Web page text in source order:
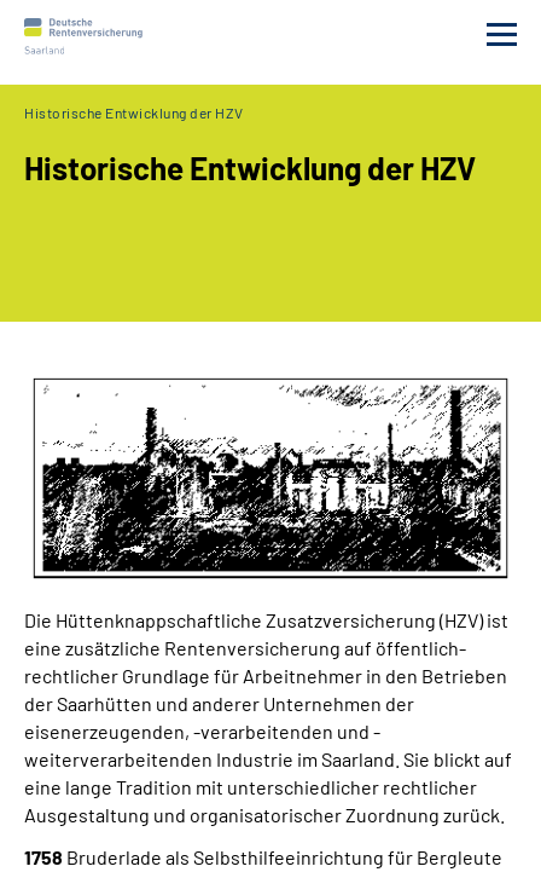
Anträge
Online Service
Leichte Sprache
Historische Entwicklung der HZV
Historische Entwicklung der HZV
Die Hüttenknappschaftliche Zusatzversicherung (HZV) ist
eine zusätzliche Rentenversicherung auf öffentlich-
rechtlicher Grundlage für Arbeitnehmer in den Betrieben
der Saarhütten und anderer Unternehmen der
eisenerzeugenden, -verarbeitenden und -
weiterverarbeitenden Industrie im Saarland. Sie blickt auf
eine lange Tradition mit unterschiedlicher rechtlicher
Ausgestaltung und organisatorischer Zuordnung zurück.
1758 Bruderlade als Selbsthilfeeinrichtung für Bergleute